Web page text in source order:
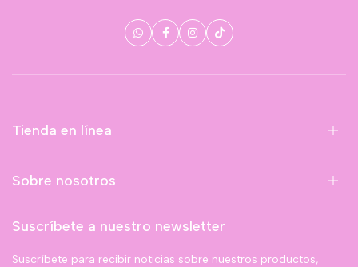
Tienda en línea
Sobre nosotros
Suscríbete a nuestro newsletter
Suscríbete para recibir noticias sobre nuestros productos,